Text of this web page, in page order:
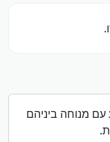
עם מנוחה ביניהם